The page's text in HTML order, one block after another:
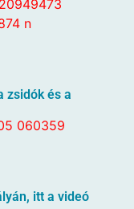
zsidók és a
itt a videó